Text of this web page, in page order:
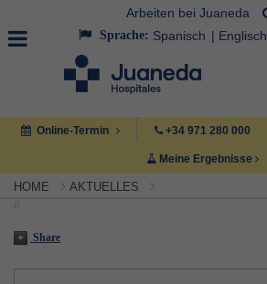
Arbeiten bei Juaneda
Sprache: Spanisch Englisch
Online-Termin +34 971 280 000
Meine Ergebnisse
HOME AKTUELLES
//
Share